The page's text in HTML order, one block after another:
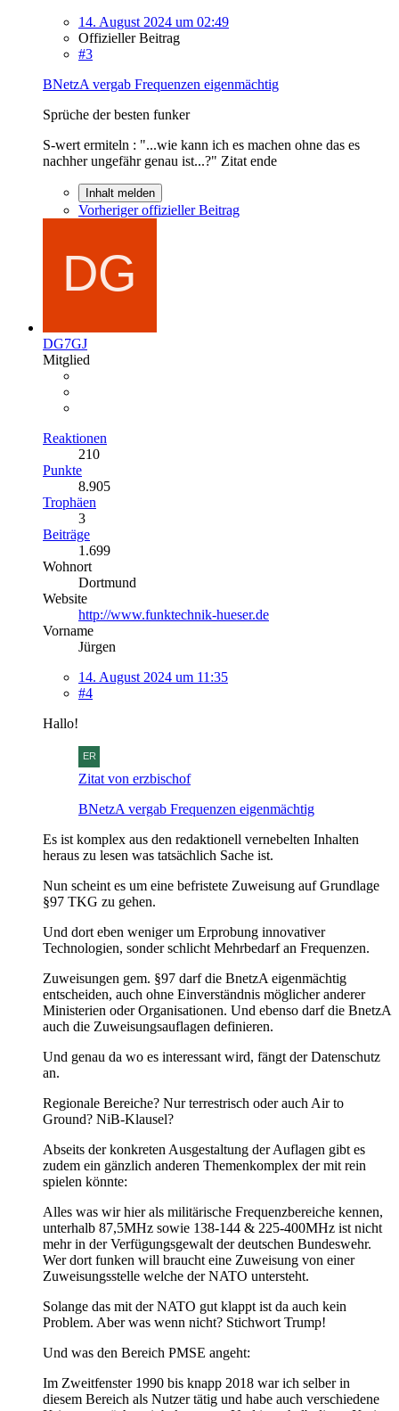
14. August 2024 um 02:49
Offizieller Beitrag
#3
BNetzA vergab Frequenzen eigenmächtig
Sprüche der besten funker
S-wert ermiteln : "...wie kann ich es machen ohne das es
nachher ungefähr genau ist...?" Zitat ende
Inhalt melden
Vorheriger offizieller Beitrag
DG7GJ
Mitglied
Reaktionen
210
Punkte
8.905
Trophäen
3
Beiträge
1.699
Wohnort
Dortmund
Website
http://www.funktechnik-hueser.de
Vorname
Jürgen
14. August 2024 um 11:35
#4
Hallo!
Zitat von erzbischof
BNetzA vergab Frequenzen eigenmächtig
Es ist komplex aus den redaktionell vernebelten Inhalten
heraus zu lesen was tatsächlich Sache ist.
Nun scheint es um eine befristete Zuweisung auf Grundlage
§97 TKG zu gehen.
Und dort eben weniger um Erprobung innovativer
Technologien, sonder schlicht Mehrbedarf an Frequenzen.
Zuweisungen gem. §97 darf die BnetzA eigenmächtig
entscheiden, auch ohne Einverständnis möglicher anderer
Ministerien oder Organisationen. Und ebenso darf die BnetzA
auch die Zuweisungsauflagen definieren.
Und genau da wo es interessant wird, fängt der Datenschutz
an.
Regionale Bereiche? Nur terrestrisch oder auch Air to
Ground? NiB-Klausel?
Abseits der konkreten Ausgestaltung der Auflagen gibt es
zudem ein gänzlich anderen Themenkomplex der mit rein
spielen könnte:
Alles was wir hier als militärische Frequenzbereiche kennen,
unterhalb 87,5MHz sowie 138-144 & 225-400MHz ist nicht
mehr in der Verfügungsgewalt der deutschen Bundeswehr.
Wer dort funken will braucht eine Zuweisung von einer
Zuweisungsstelle welche der NATO untersteht.
Solange das mit der NATO gut klappt ist da auch kein
Problem. Aber was wenn nicht? Stichwort Trump!
Und was den Bereich PMSE angeht:
Im Zweitfenster 1990 bis knapp 2018 war ich selber in
diesem Bereich als Nutzer tätig und habe auch verschiedene